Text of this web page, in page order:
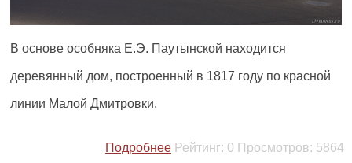
В основе особняка Е.Э. Паутынской находится
деревянный дом, построенный в 1817 году по красной
линии Малой Дмитровки.
Подробнее Рейтинг: 0 Просмотров: 5864